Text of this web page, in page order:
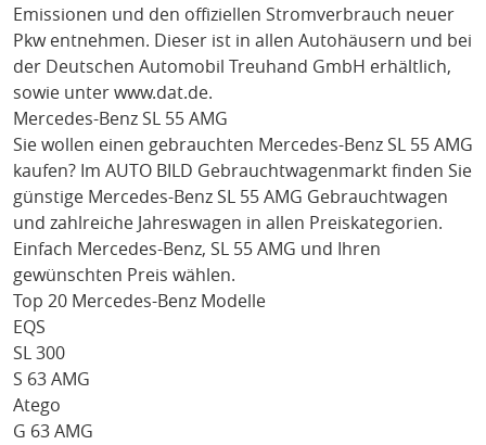
Emissionen und den offiziellen Stromverbrauch neuer
Pkw entnehmen. Dieser ist in allen Autohäusern und bei
der Deutschen Automobil Treuhand GmbH erhältlich,
sowie unter www.dat.de.
Mercedes-Benz SL 55 AMG
Sie wollen einen gebrauchten Mercedes-Benz SL 55 AMG
kaufen? Im AUTO BILD Gebrauchtwagenmarkt finden Sie
günstige Mercedes-Benz SL 55 AMG Gebrauchtwagen
und zahlreiche Jahreswagen in allen Preiskategorien.
Einfach Mercedes-Benz, SL 55 AMG und Ihren
gewünschten Preis wählen.
Top 20 Mercedes-Benz Modelle
EQS
SL 300
S 63 AMG
Atego
G 63 AMG